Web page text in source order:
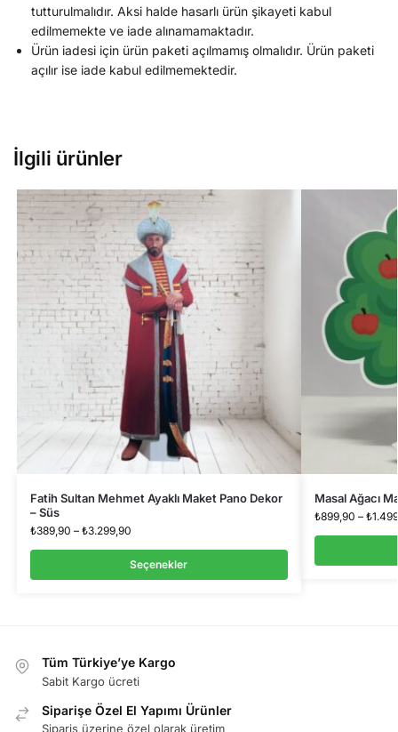
tutturulmalıdır. Aksi halde hasarlı ürün şikayeti kabul
edilmemekte ve iade alınamamaktadır.
Ürün iadesi için ürün paketi açılmamış olmalıdır. Ürün paketi
açılır ise iade kabul edilmemektedir.
İlgili ürünler
Fatih Sultan Mehmet Ayaklı Maket Pano Dekor
– Süs
₺389,90 – ₺3.299,90
Seçenekler
Masal Ağacı
₺899,90 – ₺
Tüm Türkiye’ye Kargo
Sabit Kargo ücreti
Siparişe Özel El Yapımı Ürünler
Sipariş üzerine özel olarak üretim